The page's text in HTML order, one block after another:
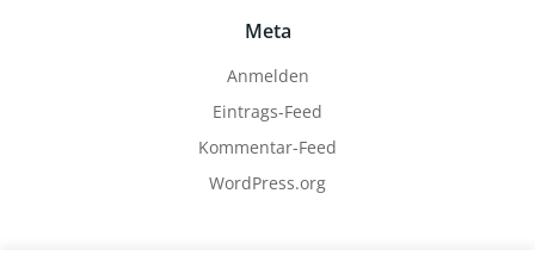
Meta
Anmelden
Eintrags-Feed
Kommentar-Feed
WordPress.org